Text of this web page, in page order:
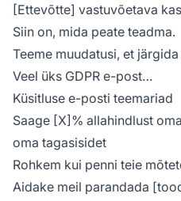
[Ettevõtte] vastuvõetava
Siin on, mida peate teadma.
Teeme muudatusi, et
Veel üks GDPR e-post…
Küsitluse e-posti teemariad
Saage [X]% allahindlust
oma tagasisidet
Rohkem kui penni teie
Aidake meil parandada